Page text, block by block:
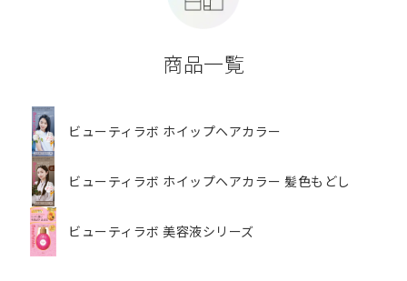
商品一覧
ビューティラボ ホイップヘアカラー
ビューティラボ ホイップヘアカラー 髪色もどし
ビューティラボ 美容液シリーズ